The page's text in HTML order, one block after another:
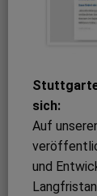
sich:
Auf
und